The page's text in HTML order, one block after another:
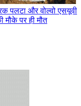
पलटा और वोल्वो एसयूवी
पर ही मौत